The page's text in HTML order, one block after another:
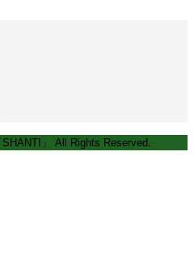
」 All Rights Reserved.